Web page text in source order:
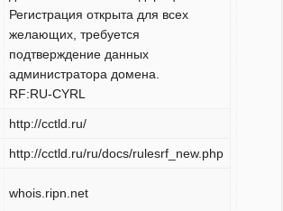
Регистрация открыта для всех
желающих, требуется
подтверждение данных
администратора домена.
RF:RU-CYRL
http://cctld.ru/
http://cctld.ru/ru/docs/rulesrf_new.php
whois.ripn.net